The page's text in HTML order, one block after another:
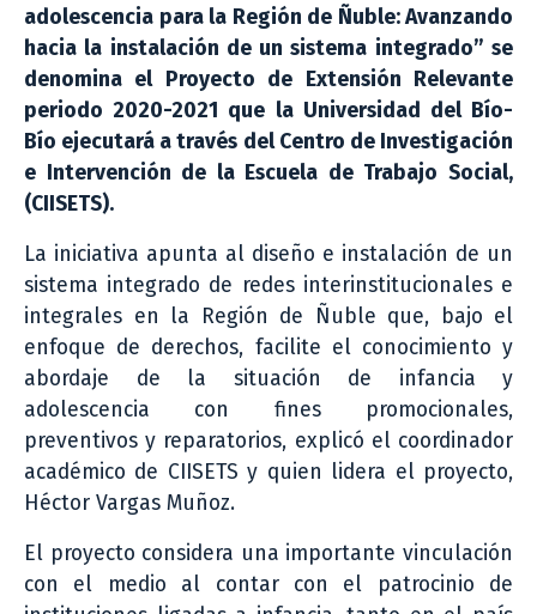
adolescencia para la Región de Ñuble: Avanzando
hacia la instalación de un sistema integrado” se
denomina el Proyecto de Extensión Relevante
periodo 2020-2021 que la Universidad del Bío-
Bío ejecutará a través del Centro de Investigación
e Intervención de la Escuela de Trabajo Social,
(CIISETS).
La iniciativa apunta al diseño e instalación de un
sistema integrado de redes interinstitucionales e
integrales en la Región de Ñuble que, bajo el
enfoque de derechos, facilite el conocimiento y
abordaje de la situación de infancia y
adolescencia con fines promocionales,
preventivos y reparatorios, explicó el coordinador
académico de CIISETS y quien lidera el proyecto,
Héctor Vargas Muñoz.
El proyecto considera una importante vinculación
con el medio al contar con el patrocinio de